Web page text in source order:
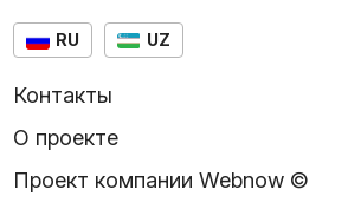
RU UZ
Контакты
О проекте
Проект компании Webnow ©